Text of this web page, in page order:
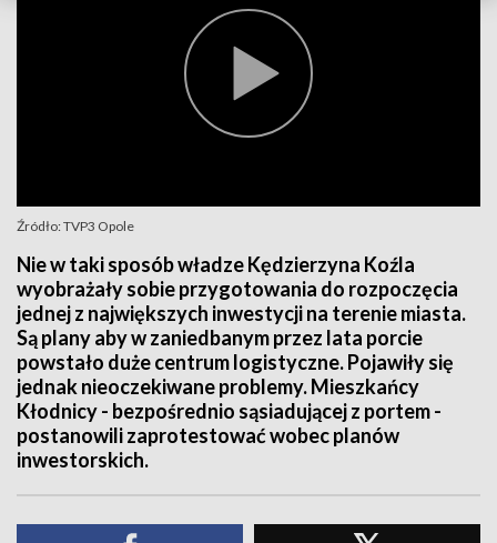
Źródło: TVP3 Opole
Nie w taki sposób władze Kędzierzyna Koźla
wyobrażały sobie przygotowania do rozpoczęcia
jednej z największych inwestycji na terenie miasta.
Są plany aby w zaniedbanym przez lata porcie
powstało duże centrum logistyczne. Pojawiły się
jednak nieoczekiwane problemy. Mieszkańcy
Kłodnicy - bezpośrednio sąsiadującej z portem -
postanowili zaprotestować wobec planów
inwestorskich.